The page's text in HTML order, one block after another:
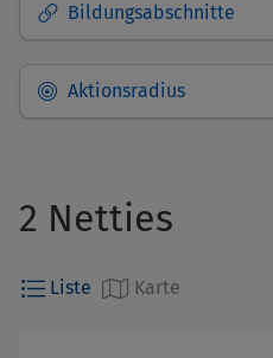
Bildungsabschnitte
Aktionsradius
Standort des Netties
2 Netties
Liste Karte